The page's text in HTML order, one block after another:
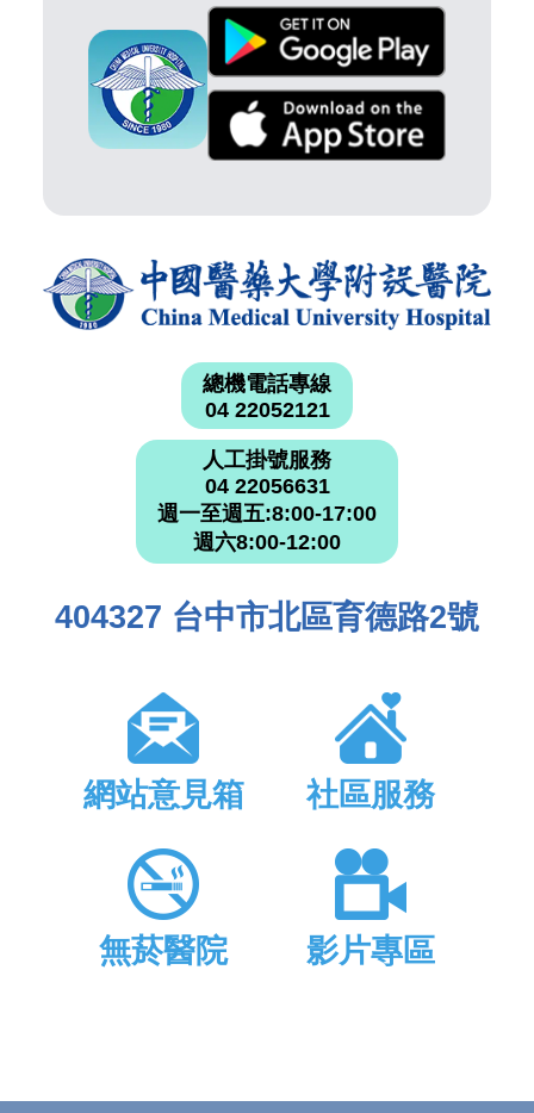
總機電話專線
04 22052121
人工掛號服務
04 22056631
週一至週五:8:00-17:00
週六8:00-12:00
404327 台中市北區育德路2號
網站意見箱 社區服務
無菸醫院 影片專區